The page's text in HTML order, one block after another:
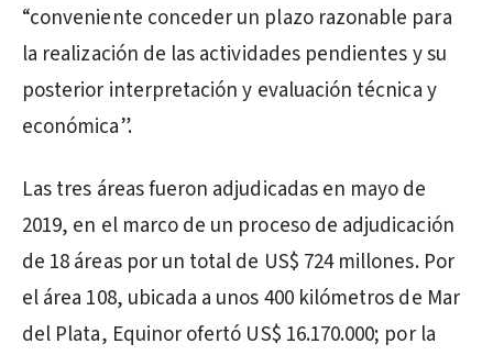
“conveniente conceder un plazo razonable para
la realización de las actividades pendientes y su
posterior interpretación y evaluación técnica y
económica”.
Las tres áreas fueron adjudicadas en mayo de
2019, en el marco de un proceso de adjudicación
de 18 áreas por un total de US$ 724 millones. Por
el área 108, ubicada a unos 400 kilómetros de Mar
del Plata, Equinor ofertó US$ 16.170.000; por la